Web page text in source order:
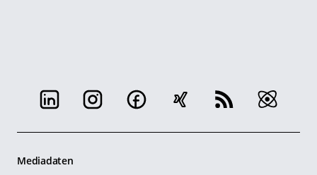
Mediadaten